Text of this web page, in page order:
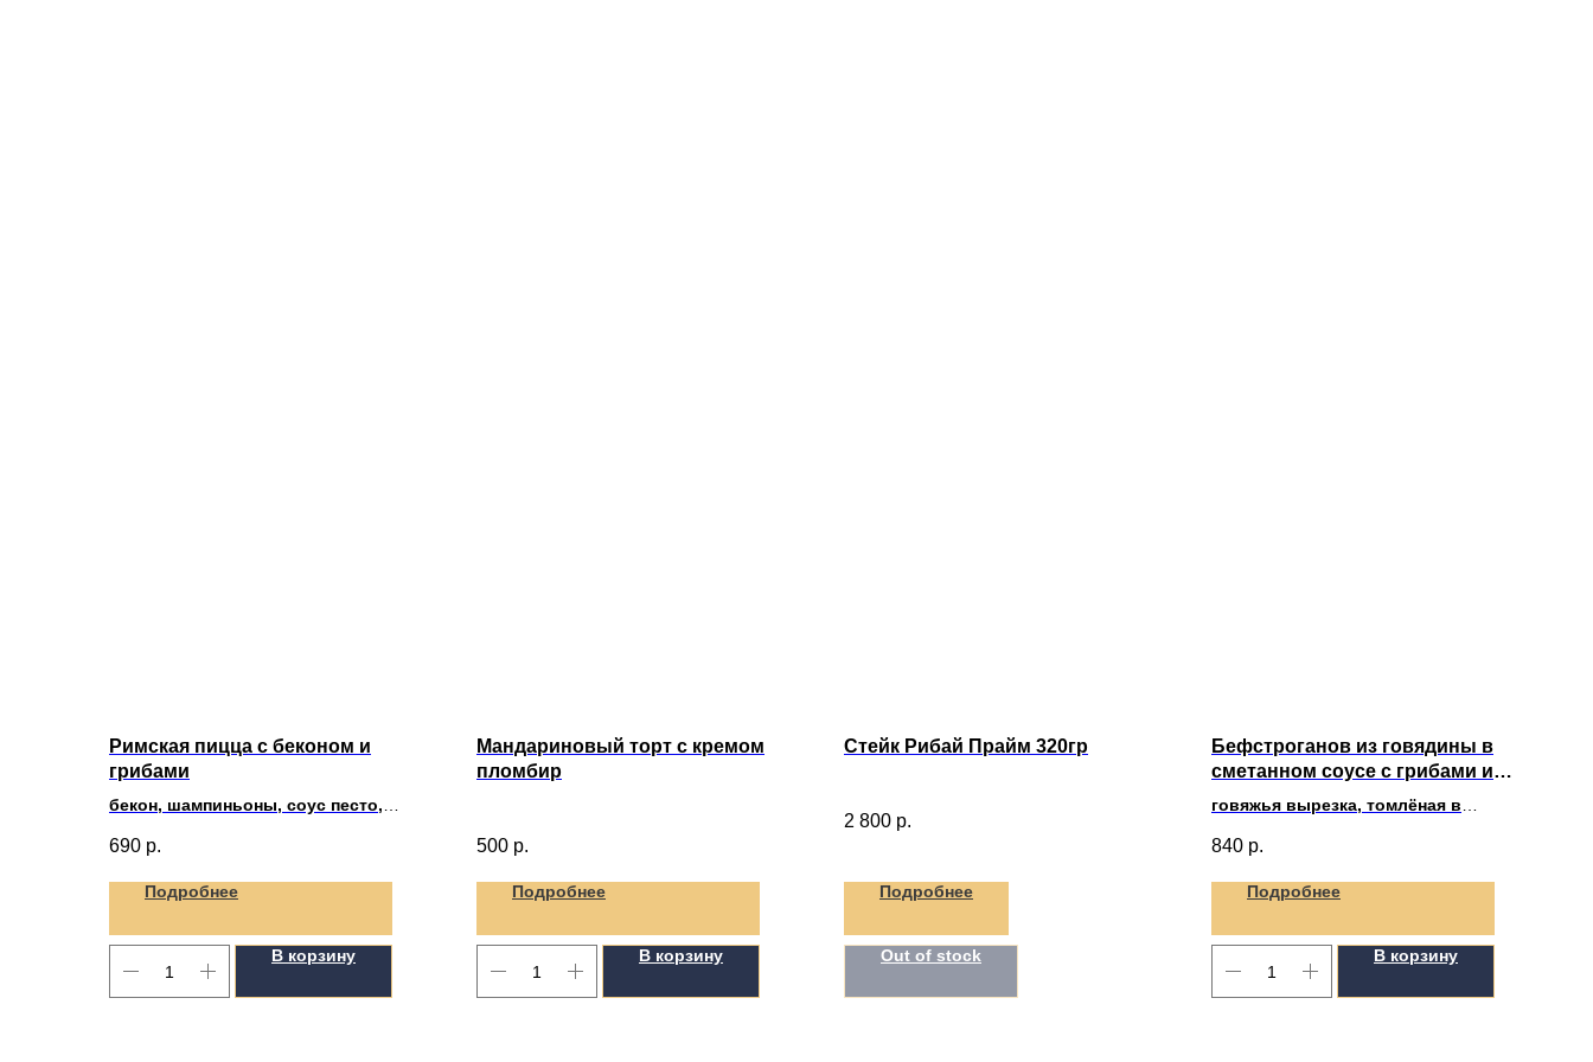
Римская пицца с беконом и
грибами
бекон, шампиньоны, соус песто,
690 р.
Подробнее
В корзину
Мандариновый торт с кремом
пломбир
500 р.
Подробнее
В корзину
Стейк Рибай Прайм 320гр
2 800 р.
Подробнее
Out of stock
Бефстроганов из говядины в
сметанном соусе с грибами и
картофельным пюре
говяжья вырезка, томлёная в
грибы, шампиньоны, лук,
картофельное пюре, солёные
огурцы (150/200 гр)
840 р.
Подробнее
В корзину